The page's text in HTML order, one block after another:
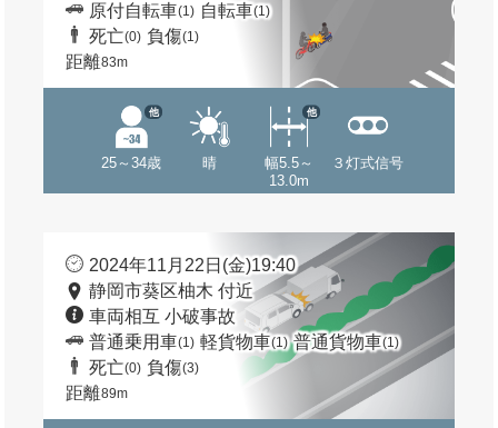
原付自転車(1) 自転車(1)
死亡(0) 負傷(1)
距離83m
25～34歳
他
晴
幅5.5～
13.0m
他
３灯式信号
2024年11月22日(金)19:40
静岡市葵区柚木 付近
車両相互 小破事故
普通乗用車(1) 軽貨物車(1) 普通貨物車(1)
死亡(0) 負傷(3)
距離89m